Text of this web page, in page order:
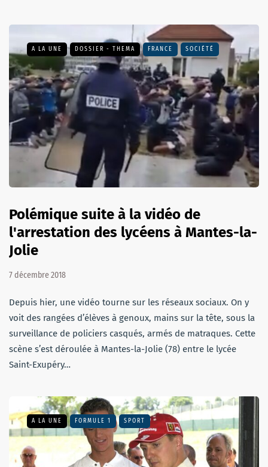
A LA UNE DOSSIER - THEMA FRANCE SOCIÉTÉ
Polémique suite à la vidéo de
l'arrestation des lycéens à Mantes-la-
Jolie
7 décembre 2018
Depuis hier, une vidéo tourne sur les réseaux sociaux. On y
voit des rangées d’élèves à genoux, mains sur la tête, sous la
surveillance de policiers casqués, armés de matraques. Cette
scène s’est déroulée à Mantes-la-Jolie (78) entre le lycée
Saint-Exupéry…
A LA UNE FORMULE 1 SPORT